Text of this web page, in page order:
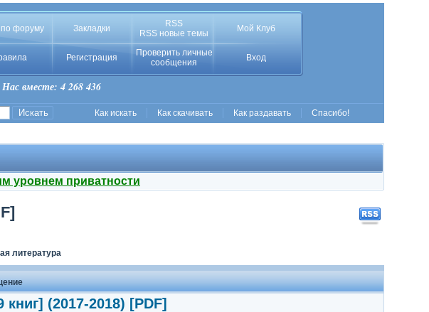
по форуму Закладки
RSS
RSS новые темы
Мой Клуб
Регистрация
Проверить личные
сообщения
Вход
Нас вместе: 4 268 436
Как искать Как скачивать Как раздавать Спасибо!
уровнем приватности
литература
(2017-2018) [PDF]